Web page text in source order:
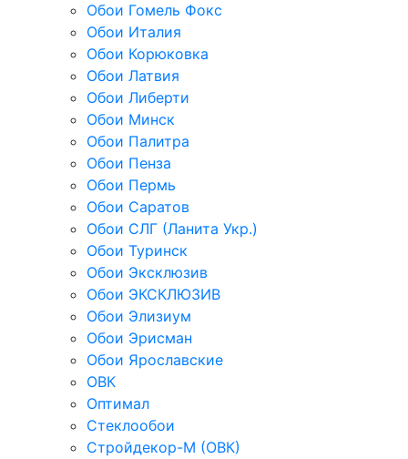
Обои Гомель Фокс
Обои Италия
Обои Корюковка
Обои Латвия
Обои Либерти
Обои Минск
Обои Палитра
Обои Пенза
Обои Пермь
Обои Саратов
Обои СЛГ (Ланита Укр.)
Обои Туринск
Обои Эксклюзив
Обои ЭКСКЛЮЗИВ
Обои Элизиум
Обои Эрисман
Обои Ярославские
ОВК
Оптимал
Стеклообои
Стройдекор-М (ОВК)